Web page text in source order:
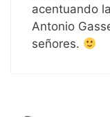
acentuando
Antonio
señores.